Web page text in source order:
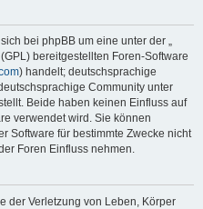
bei phpBB um eine unter der „
(GPL) bereitgestellten Foren-Software
) handelt; deutschsprachige
Community unter
Beide haben keinen Einfluss auf
verwendet wird. Sie können
Software für bestimmte Zwecke nicht
Foren Einfluss nehmen.
der Verletzung von Leben, Körper